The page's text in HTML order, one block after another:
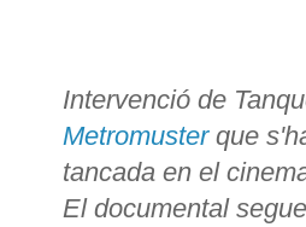
Intervenció de
Metromusterque
tancada en el
El documental